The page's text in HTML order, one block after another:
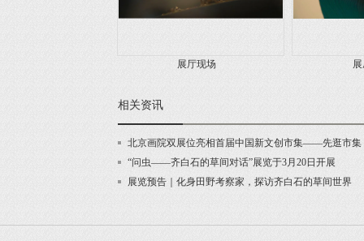
展厅现场
相关资讯
北京画院双展位亮相首届中国新文创市集——先逛市集
“问虫——齐白石的草间对话”展览于3月20日开展
展览预告｜化身田野考察家，探访齐白石的草间世界